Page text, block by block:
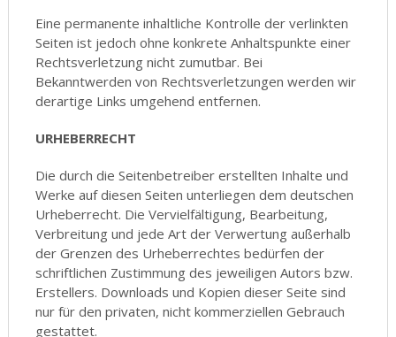
Eine permanente inhaltliche Kontrolle der verlinkten
Seiten ist jedoch ohne konkrete Anhaltspunkte einer
Rechtsverletzung nicht zumutbar. Bei
Bekanntwerden von Rechtsverletzungen werden wir
derartige Links umgehend entfernen.
URHEBERRECHT
Die durch die Seitenbetreiber erstellten Inhalte und
Werke auf diesen Seiten unterliegen dem deutschen
Urheberrecht. Die Vervielfältigung, Bearbeitung,
Verbreitung und jede Art der Verwertung außerhalb
der Grenzen des Urheberrechtes bedürfen der
schriftlichen Zustimmung des jeweiligen Autors bzw.
Erstellers. Downloads und Kopien dieser Seite sind
nur für den privaten, nicht kommerziellen Gebrauch
gestattet.